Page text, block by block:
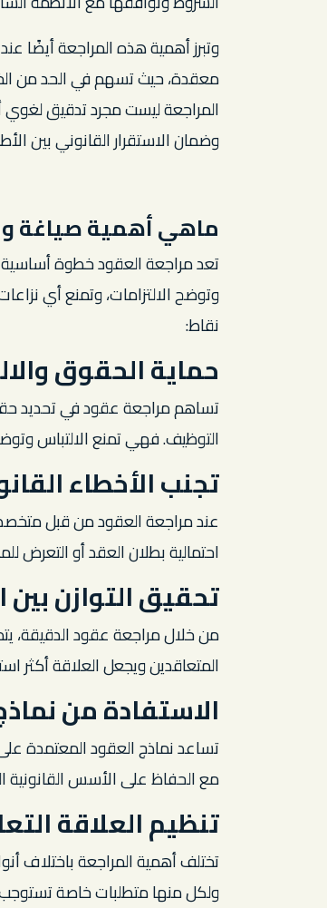
وتبرز أهمية هذه المراجعة أيضًا
معقدة، حيث تسهم في الحد من
المراجعة ليست مجرد تدقيق لغوي
وضمان الاستقرار القانوني بين
ماهي أهمية صياغة
تعد مراجعة العقود خطوة
وتوضح الالتزامات، وتمنع أي
نقاط:
حماية الحقوق
تساهم مراجعة عقود في تحديد
التوظيف. فهي تمنع الالتباس
تجنب الأخطاء
عند مراجعة العقود من قبل
احتمالية بطلان العقد أو التعرض
تحقيق التوازن بين
من خلال مراجعة عقود الدقيقة،
المتعاقدين ويجعل العلاقة أكثر
الاستفادة من
تساعد نماذج العقود المعتمدة
مع الحفاظ على الأسس القانونية
تنظيم العلاقة
تختلف أهمية المراجعة باختلاف
ولكل منها متطلبات خاصة